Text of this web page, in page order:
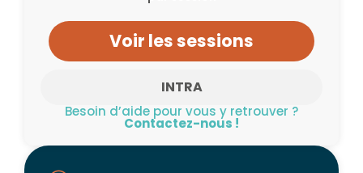
INTRA
Voir les sessions
Besoin d’aide pour vous y retrouver ?
Contactez-nous !